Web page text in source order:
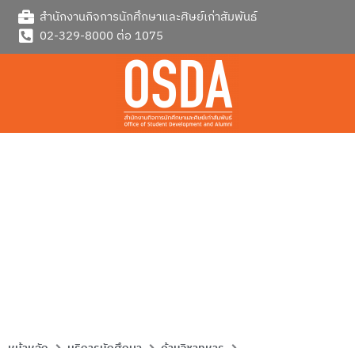
content
สำนักงานกิจการนักศึกษาและศิษย์เก่าสัมพันธ์
02-329-8000 ต่อ 1075